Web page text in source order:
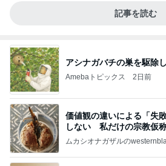
記事を読む
アシナガバチの巣を駆除
Amebaトピックス 2日前
価値観の違いによる「失
しない 私だけの宗教仮
補
ムカシオナガザルの
ガザル